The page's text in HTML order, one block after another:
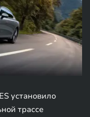
установило
трассе